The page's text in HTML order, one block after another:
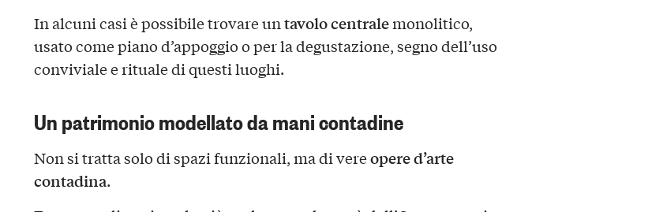
In alcuni casi è possibile trovare untavolo centralemonolitico,
usato come piano d’appoggio o per la degustazione, segno dell’uso
conviviale e rituale di questi luoghi.
Un patrimonio modellato da mani contadine
Non si tratta solo di spazi funzionali, ma di vereopere d’arte
contadina.